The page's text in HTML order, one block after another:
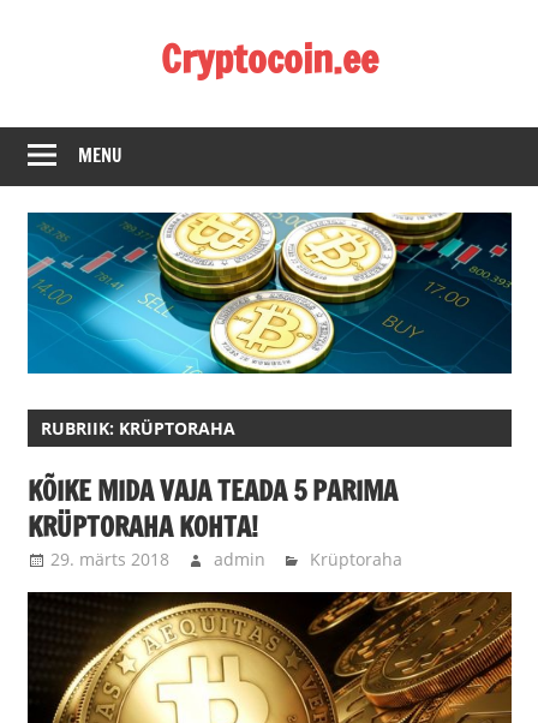
Cryptocoin.ee
mis
puudutab
krüptoraha
MENU
RUBRIIK: KRÜPTORAHA
KÕIKE MIDA VAJA TEADA 5 PARIMA
KRÜPTORAHA KOHTA!
29. märts 2018 admin Krüptoraha